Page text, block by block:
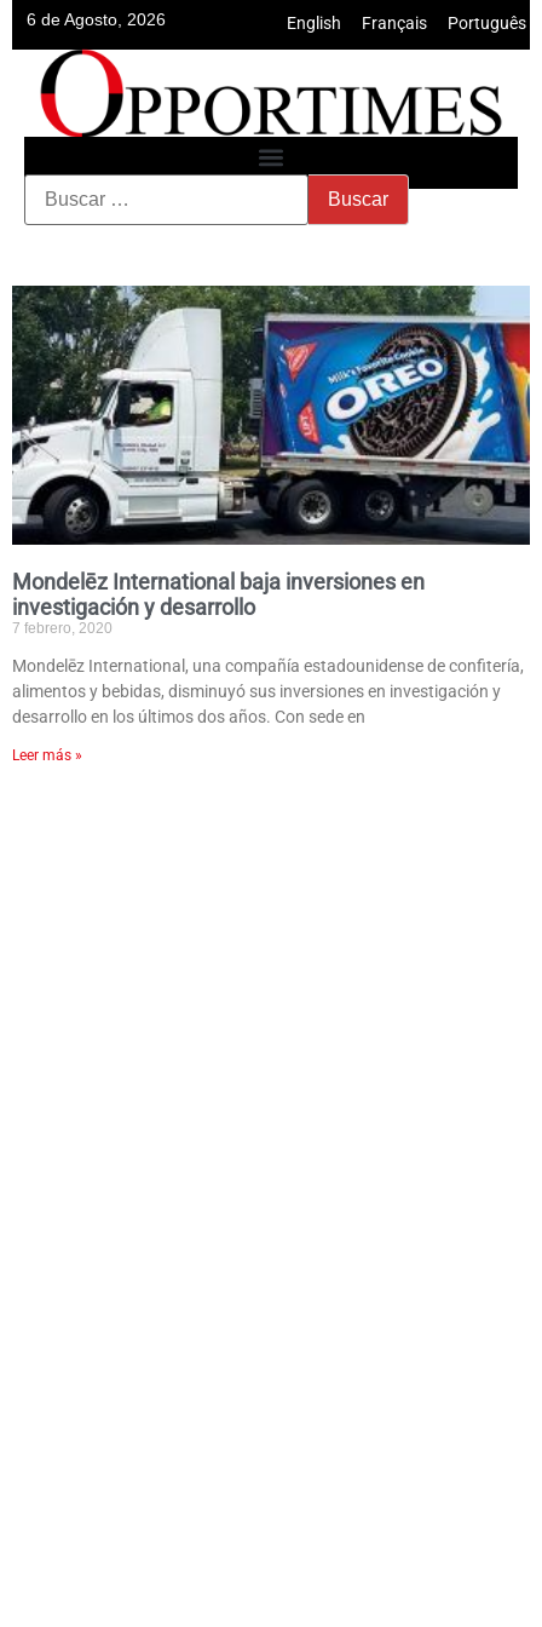
6 de Agosto, 2026 English Français Português
Mondelēz International baja inversiones en
investigación y desarrollo
7 febrero, 2020
Mondelēz International, una compañía estadounidense de confitería,
alimentos y bebidas, disminuyó sus inversiones en investigación y
desarrollo en los últimos dos años. Con sede en
Leer más »